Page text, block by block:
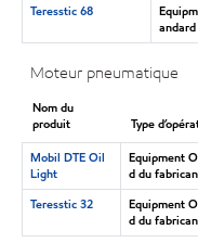
Teresstic 68
Moteur pneumatique
Nom du
produit
Type
Mobil DTE Oil
Light
Equipment
d du
Teresstic 32
Equipment
d du